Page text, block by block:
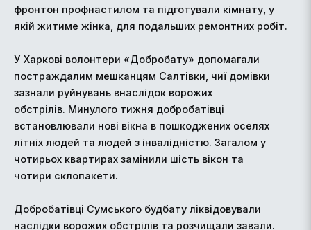
фронтон профнастилом та підготували кімнату, у
якій житиме жінка, для подальших ремонтних робіт.
У Харкові волонтери «Добробату» допомагали
постраждалим мешканцям Салтівки, чиї домівки
зазнали руйнувань внаслідок ворожих
обстрілів. Минулого тижня добробатівці
встановлювали нові вікна в пошкоджених оселях
літніх людей та людей з інвалідністю. Загалом у
чотирьох квартирах замінили шість вікон та
чотири склопакети.
Добробатівці Сумського будбату ліквідовували
наслідки ворожих обстрілів та розчищали завали.